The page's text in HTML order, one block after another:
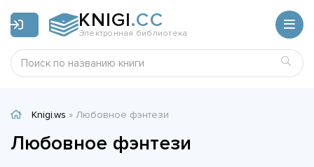
KNIGI.CC
Электронная библиотека
Knigi.ws » Любовное фэнтези
Любовное фэнтези